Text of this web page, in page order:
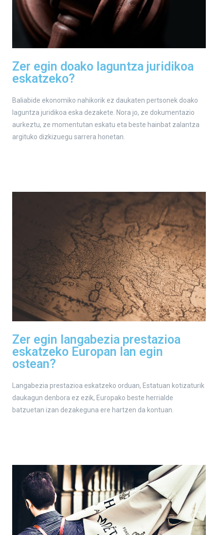
Zer egin doako laguntza juridikoa
eskatzeko?
Baliabide ekonomiko nahikorik ez daukaten pertsonek doako
laguntza juridikoa eska dezakete. Nora jo, ze dokumentazio
aurkeztu, ze momentutan eskatu eta beste hainbat zalantza
argituko dizkizuegu sarrera honetan.
Zer egin langabezia prestazioa
eskatzeko Europan lan egin
ostean?
Langabezia prestazioa eskatzeko orduan, Estatuan kotizaturik
daukagun denbora ez ezik, Europako beste herrialde
batzuetan izan dezakeguna ere hartzen da kontuan.